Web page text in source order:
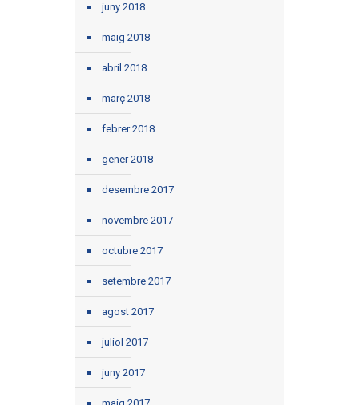
juny 2018
maig 2018
abril 2018
març 2018
febrer 2018
gener 2018
desembre 2017
novembre 2017
octubre 2017
setembre 2017
agost 2017
juliol 2017
juny 2017